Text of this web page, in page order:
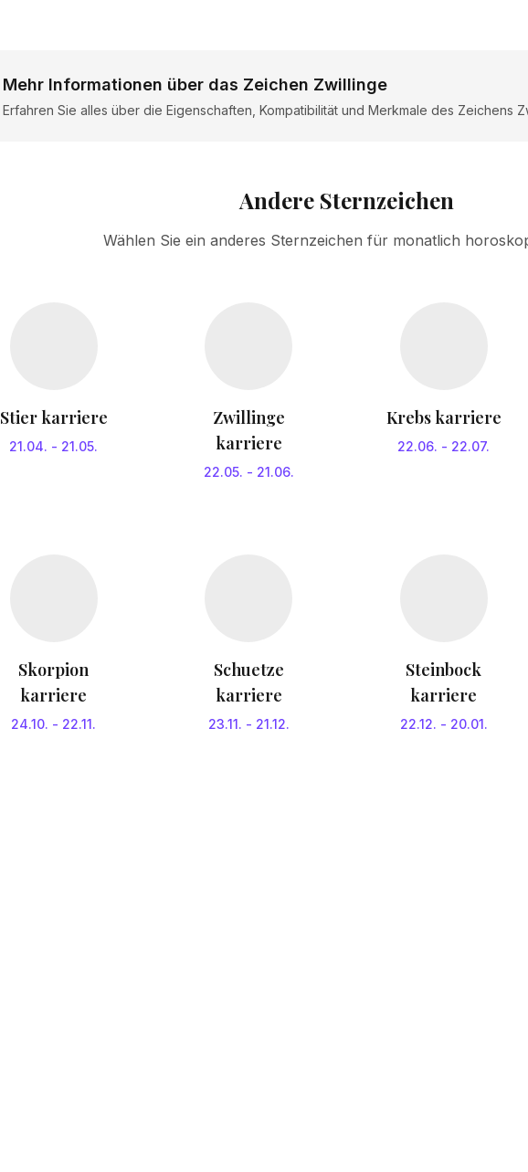
Mehr Informationen über das Zeichen Zwillinge
Erfahren Sie alles über die Eigenschaften, Kompatibilität und Merkmale des Zeichens
Andere Sternzeichen
Wählen Sie ein anderes Sternzeichen für monatlich
Stier karriere
21.04. - 21.05.
Zwillinge
karriere
22.05. - 21.06.
Krebs karriere
22.06. - 22.07.
Skorpion
karriere
24.10. - 22.11.
Schuetze
karriere
23.11. - 21.12.
Steinbock
karriere
22.12. - 20.01.